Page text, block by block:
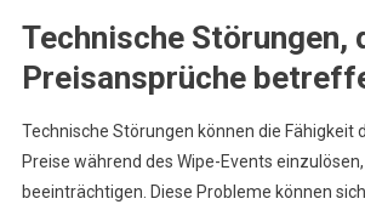
Technische Störungen,
Preisansprüche
Technische Störungen können die Fähigkeit
Preise während des Wipe-Events
beeinträchtigen. Diese Probleme können